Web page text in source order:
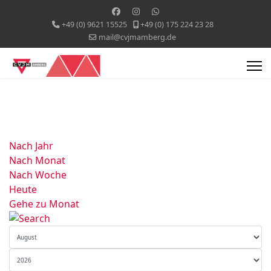
+49 (0) 9621 15525
+49 (0) 175 224 23 28
mail@cvjmamberg.de
Nach Jahr
Nach Monat
Nach Woche
Heute
Gehe zu Monat